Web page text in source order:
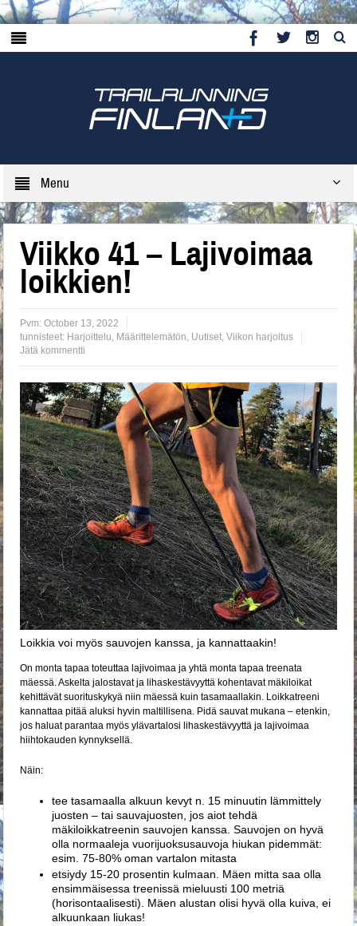
Menu
Viikko 41 – Lajivoimaa
loikkien!
Pvm:October 13, 2022
tunnisteet: Harjoittelu, Määrittelemätön, Uutiset,Viikon harjoitus
Jätä kommentti
Loikkia voi myös sauvojen kanssa, ja kannattaakin!
On monta tapaa toteuttaa lajivoimaa ja yhtä monta tapaa treenata
mäessä. Askelta jalostavat ja lihaskestävyyttä kohentavat mäkiloikat
kehittävät suorituskykyä niin mäessä kuin tasamaallakin. Loikkatreeni
kannattaa pitää aluksi hyvin maltillisena. Pidä sauvat mukana – etenkin,
jos haluat parantaa myös ylävartalosi lihaskestävyyttä ja lajivoimaa
hiihtokauden kynnyksellä.
Näin:
tee tasamaalla alkuun kevyt n. 15 minuutin lämmittely
juosten – tai sauvajuosten, jos aiot tehdä
mäkiloikkatreenin sauvojen kanssa. Sauvojen on hyvä
olla normaaleja vuorijuoksusauvoja hiukan pidemmät:
esim. 75-80% oman vartalon mitasta
etsiydy 15-20 prosentin kulmaan. Mäen mitta saa olla
ensimmäisessa treenissä mieluusti 100 metriä
(horisontaalisesti). Mäen alustan olisi hyvä olla kuiva, ei
alkuunkaan liukas!